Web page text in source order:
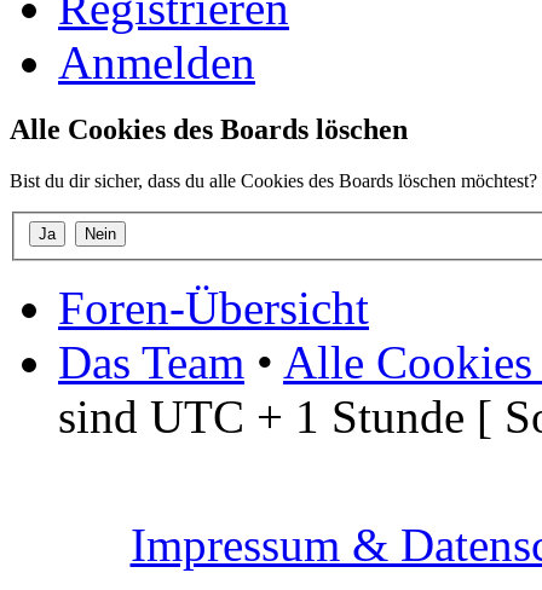
Anmelden
Alle Cookies des Boards löschen
Bist du dir sicher, dass du alle Cookies des Boards löschen möchtest?
Foren-Übersicht
Das Team • Alle Cookies
sind UTC + 1 Stunde [
Impressum &